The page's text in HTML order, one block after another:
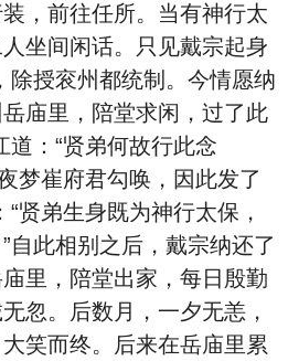
，前往任所。当有神行太
坐间闲话。只见戴宗起身
除授衮州都统制。今情愿纳
庙里，陪堂求闲，过了此
道：“贤弟何故行此念
梦崔府君勾唤，因此发了
贤弟生身既为神行太保，
自此相别之后，戴宗纳还了
里，陪堂出家，每日殷勤
忽。后数月，一夕无恙，
笑而终。后来在岳庙里累